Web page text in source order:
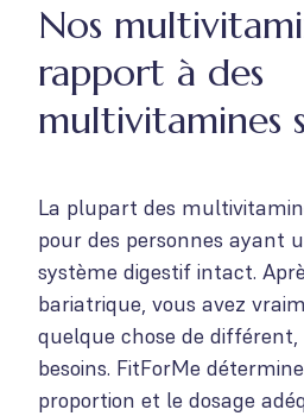
Nos
rapport à des
multivitamines
La plupart des
pour des personnes ayant
système digestif intact.
bariatrique, vous avez
quelque chose de
besoins. FitForMe
proportion et le dosage